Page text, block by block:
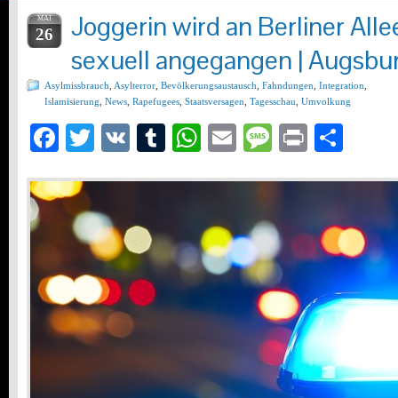
MAI
26
Joggerin wird an Berliner
sexuell angegangen |
Asylmissbrauch Asylterror Bevölkerungsaustausch Fahndungen Integration
Islamisierung News Rapefugees Staatsversagen Tagesschau Umvolkung
Facebook
Twitter
VK Tumblr
WhatsApp
EmailMessage
Print